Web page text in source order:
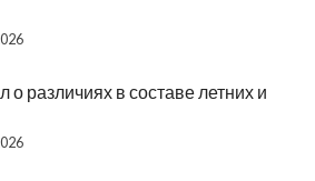
о различиях в составе летних и